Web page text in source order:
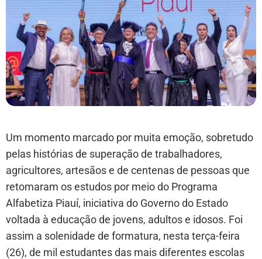
Um momento marcado por muita emoção, sobretudo
pelas histórias de superação de trabalhadores,
agricultores, artesãos e de centenas de pessoas que
retomaram os estudos por meio do Programa
Alfabetiza Piauí, iniciativa do Governo do Estado
voltada à educação de jovens, adultos e idosos. Foi
assim a solenidade de formatura, nesta terça-feira
(26), de mil estudantes das mais diferentes escolas